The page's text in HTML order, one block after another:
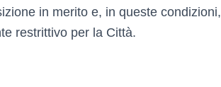
in merito e, in queste condizioni,
restrittivo per la Città.